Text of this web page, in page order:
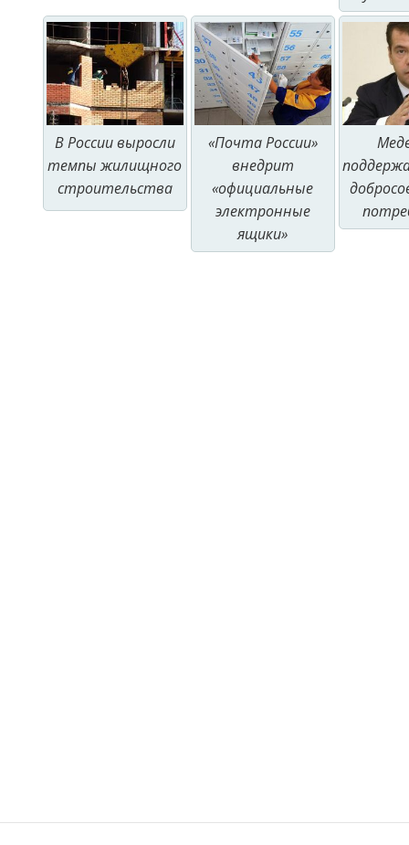
В России выросли
темпы жилищного
строительства
«Почта России»
внедрит
«официальные
электронные
ящики»